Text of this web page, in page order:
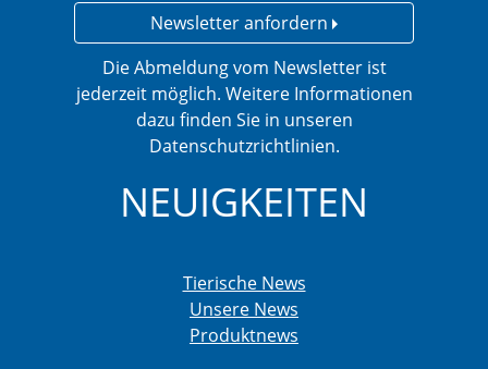
Newsletter anfordern
Die Abmeldung vom Newsletter ist
jederzeit möglich. Weitere Informationen
dazu finden Sie in unseren
Datenschutzrichtlinien.
NEUIGKEITEN
Tierische News
Unsere News
Produktnews